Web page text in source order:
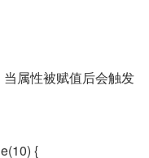
属性被赋值后会触发
{